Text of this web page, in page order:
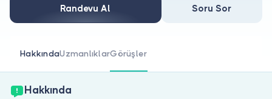
Doktor musunuz?
Randevu Al Soru Sor
HakkındaUzmanlıklarGörüşler
Hakkında